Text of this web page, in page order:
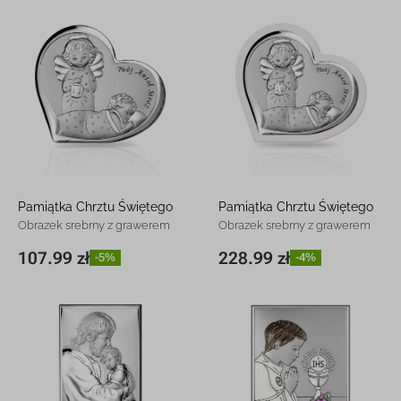
Pamiątka Chrztu Świętego
Obrazek srebrny z grawerem
107.99 zł -5%
8 x 7,3 cm 107.99 zł
Pamiątka Chrztu Świętego
Obrazek srebrny z grawerem
228.99 zł -4%
17,5 x 18,6
228.99 zł